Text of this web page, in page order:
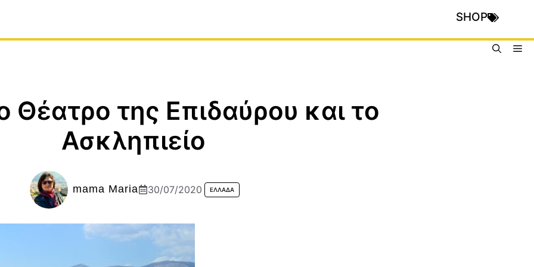
SHOP
Θέατρο της Επιδαύρου και το
Ασκληπιείο
mama Maria 30/07/2020 ΕΛΛΆΔΑ